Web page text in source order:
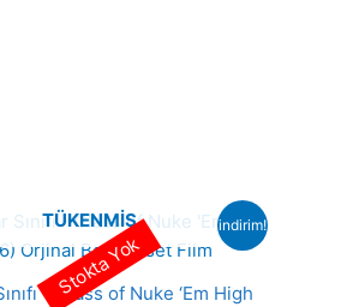
indirim!
TÜKENMIŞ
– Class of Nuke ‘Em High
Stokta Yok